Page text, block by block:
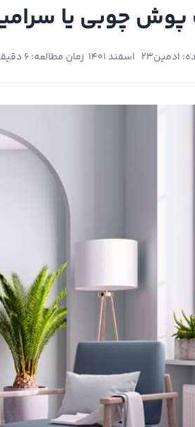
چوبی یا
ادمین23 اسفند 1401 زمان مطالعه: 6 دقیقه